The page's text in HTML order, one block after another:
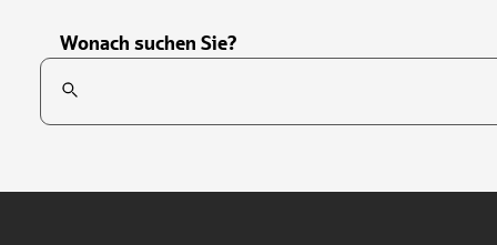
Wonach suchen Sie?
Suchfeld